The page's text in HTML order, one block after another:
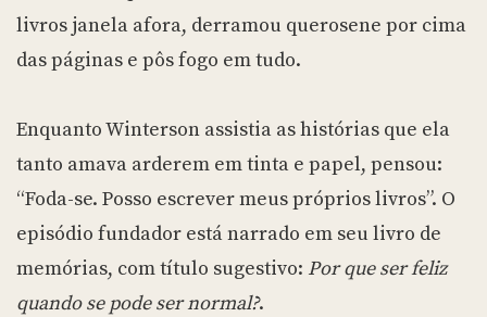
livros janela afora, derramou querosene por cima
das páginas e pôs fogo em tudo.
Enquanto Winterson assistia as histórias que ela
tanto amava arderem em tinta e papel, pensou:
“Foda-se. Posso escrever meus próprios livros”. O
episódio fundador está narrado em seu livro de
memórias, com título sugestivo: Por que ser feliz
quando se pode ser normal?.